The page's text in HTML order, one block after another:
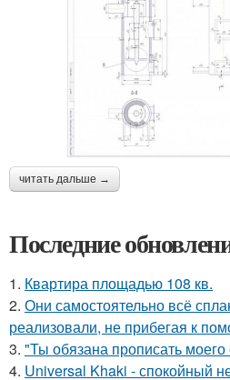
читать дальше →
Последние
1. Квартира площадью 108 кв.
2. Они самостоятельно всё
реализовали, не прибегая к
3. "Ты обязана прописать
4. Universal Khaki - спокойный